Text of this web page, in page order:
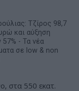
Τζίρος 98,7
και αύξηση
57% - Τα νέα
σε low & non